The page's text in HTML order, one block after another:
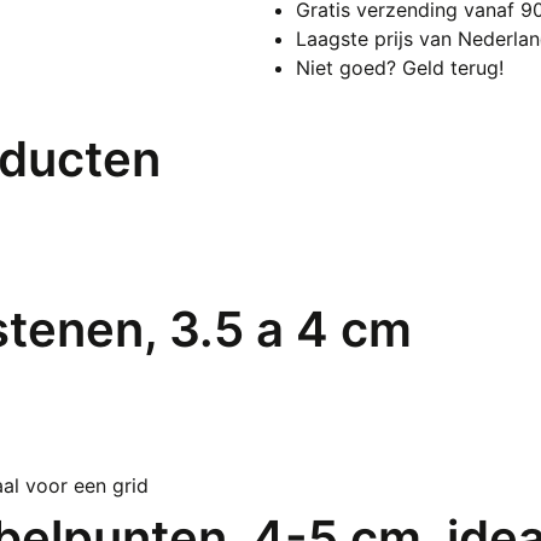
cm
Gratis verzending vanaf
Laagste prijs van
Niet goed? Geld terug!
3.5 a 4 cm